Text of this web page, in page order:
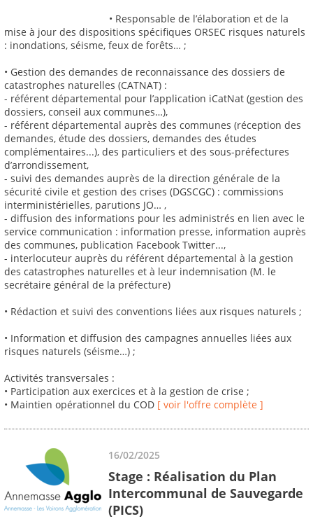
• Responsable de l’élaboration et de la
mise à jour des dispositions spécifiques ORSEC risques naturels
: inondations, séisme, feux de forêts… ;
• Gestion des demandes de reconnaissance des dossiers de
catastrophes naturelles (CATNAT) :
- référent départemental pour l’application iCatNat (gestion des
dossiers, conseil aux communes…),
- référent départemental auprès des communes (réception des
demandes, étude des dossiers, demandes des études
complémentaires...), des particuliers et des sous-préfectures
d’arrondissement,
- suivi des demandes auprès de la direction générale de la
sécurité civile et gestion des crises (DGSCGC) : commissions
interministérielles, parutions JO… ,
- diffusion des informations pour les administrés en lien avec le
service communication : information presse, information auprès
des communes, publication Facebook Twitter...,
- interlocuteur auprès du référent départemental à la gestion
des catastrophes naturelles et à leur indemnisation (M. le
secrétaire général de la préfecture)
• Rédaction et suivi des conventions liées aux risques naturels ;
• Information et diffusion des campagnes annuelles liées aux
risques naturels (séisme…) ;
Activités transversales :
• Participation aux exercices et à la gestion de crise ;
• Maintien opérationnel du COD [ voir l'offre complète ]
16/02/2025
Stage : Réalisation du Plan
Intercommunal de Sauvegarde
(PICS)